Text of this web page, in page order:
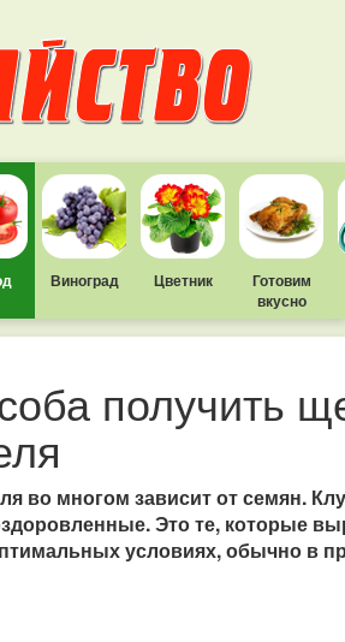
Виноград Цветник
Готовим
вкусно
получить
во многом зависит от семян.
Это те, которые
условиях, обычно в